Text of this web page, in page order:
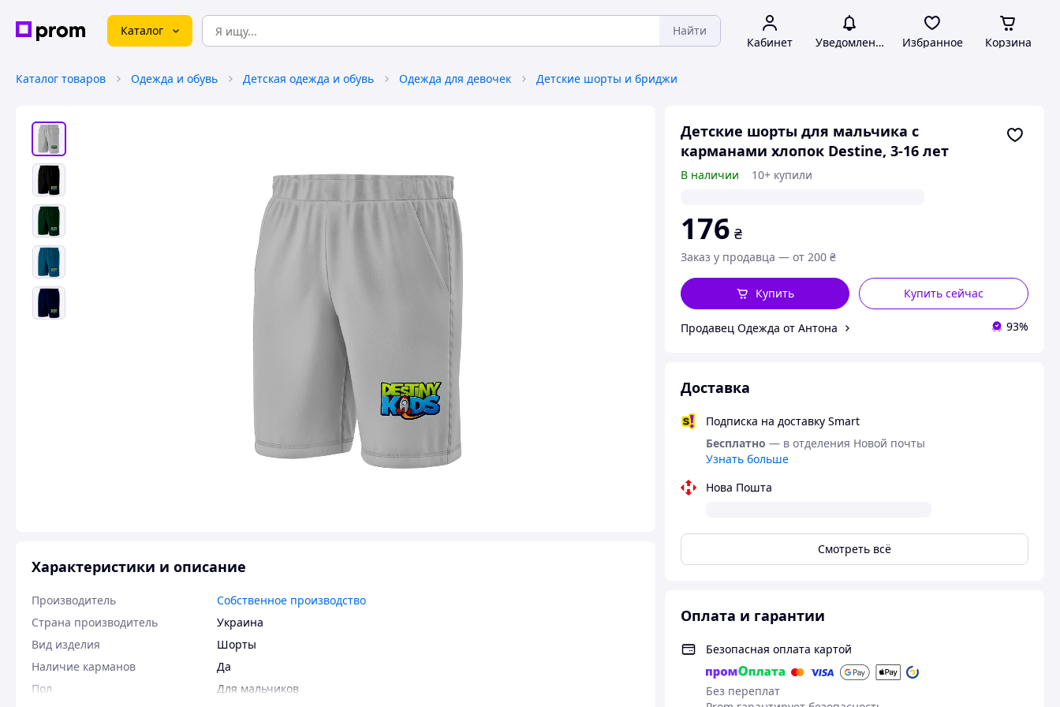
Каталог Найти
Кабинет Уведомления Избранное Корзина
Каталог товаров Одежда и обувь Детская одежда и обувь Одежда для девочек Детские шорты и бриджи
Детские шорты для мальчика с
карманами хлопок Destine, 3-16 лет
В наличии 10+ купили
176 ₴
Заказ у продавца — от 200 ₴
Купить сейчас
Купить
Продавец Одежда от Антона 93%
Доставка
Подписка на доставку Smart
Бесплатно — в отделения Новой почты
Узнать больше
Нова Пошта
Смотреть всё
Оплата и гарантии
Безопасная оплата картой
Без переплат
Характеристики и описание
Производитель
Собственное производство
Страна производитель
Украина
Вид изделия
Шорты
Наличие карманов
Да
Пол
Для мальчиков